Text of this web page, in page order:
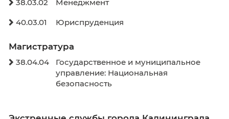
и ограниченными возможностями здоровья,
преподавателей вузов, педагогов и других
заинтересованных лиц о путях решения
возникающих проблем в процессе
образовательной организации для
профессии, трудоустройства и других